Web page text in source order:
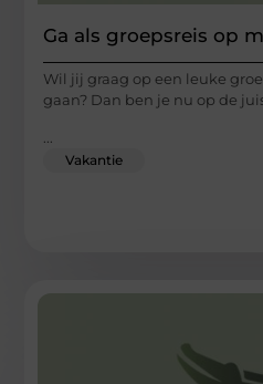
Ga als groepsreis op
Wil jij graag op een leuke
gaan? Dan ben je nu op de
Vakantie